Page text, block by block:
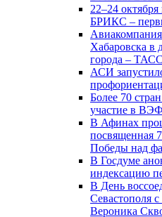
22–24
БРИКС –
Хабаровска в
города – ТАСС
АСИ
Более 70
участие в
В Афинах
посвященная
Победы над
В Госдуме
индексацию
В День
Севастополя
Вероника